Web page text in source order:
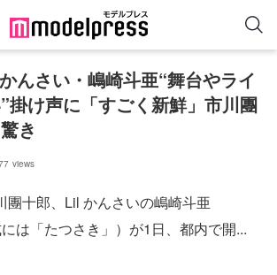
んさい・嶋崎斗亜“舞台やライ
掛け声に「すごく新鮮」市川團
き
views
團十郎、Lil かんさいの嶋崎斗亜
には「たつさき」）が1日、都内で開...